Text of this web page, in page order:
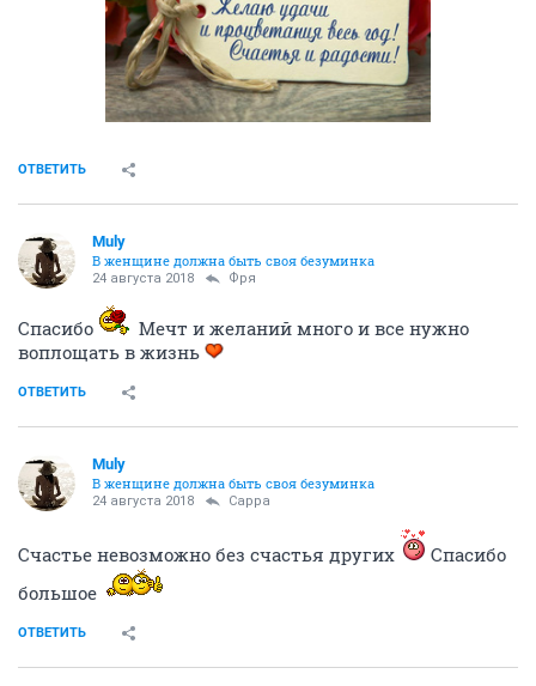
ОТВЕТИТЬ
Muly
В женщине должна быть своя безyминка
24 августа 2018 Фря
Спасибо
Мечт и желаний много и все нужно
воплощать в жизнь
ОТВЕТИТЬ
Muly
В женщине должна быть своя безyминка
24 августа 2018 Сарра
Счастье невозможно без счастья других
Спасибо
большое
ОТВЕТИТЬ